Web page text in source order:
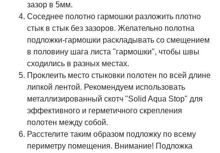
зазор в 5мм.
Соседнее полотно гармошки разложить плотно
стык в стык без зазоров. Желательно полотна
подложки-гармошки раскладывать со смещением
в половину шага листа "гармошки", чтобы швы
сходились в разных местах.
Проклеить место стыковки полотен по всей длине
липкой лентой. Рекомендуем использовать
металлизированный скотч "Solid Aqua Stop" для
эффективного и герметичного скрепления
полотен между собой.
Расстелите таким образом подложку по всему
периметру помещения. Внимание! Подложка